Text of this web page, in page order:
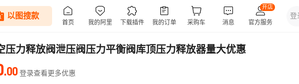
力释放阀泄压阀压力平衡阀库顶压力释放器量大优惠
.00 登录查看更多优惠